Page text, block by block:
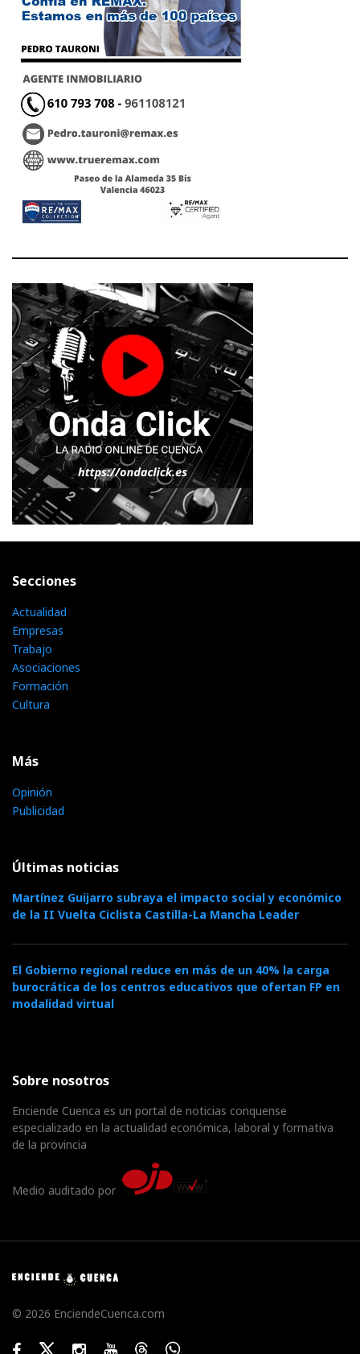
Secciones
Actualidad
Empresas
Trabajo
Asociaciones
Formación
Cultura
Más
Opinión
Publicidad
Últimas noticias
Martínez Guijarro subraya el impacto social y económico
de la II Vuelta Ciclista Castilla-La Mancha Leader
El Gobierno regional reduce en más de un 40% la carga
burocrática de los centros educativos que ofertan FP en
modalidad virtual
Sobre nosotros
Enciende Cuenca es un portal de noticias conquense
especializado en la actualidad económica, laboral y formativa
de la provincia
Medio auditado por
© 2026 EnciendeCuenca.com